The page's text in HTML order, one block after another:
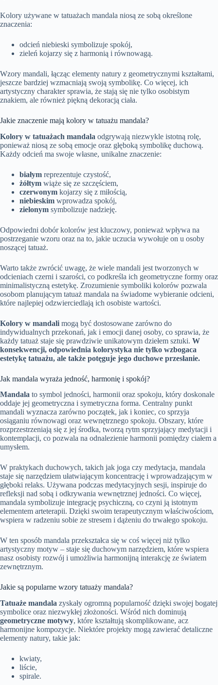
Kolory używane w tatuażach mandala niosą ze sobą określone
znaczenia:
odcień niebieski symbolizuje spokój,
zieleń kojarzy się z harmonią i równowagą.
Wzory mandali, łącząc elementy natury z geometrycznymi kształtami,
jeszcze bardziej wzmacniają swoją symbolikę. Co więcej, ich
artystyczny charakter sprawia, że stają się nie tylko osobistym
znakiem, ale również piękną dekoracją ciała.
Jakie znaczenie mają kolory w tatuażu mandala?
Kolory w tatuażach mandala odgrywają niezwykle istotną rolę,
ponieważ niosą ze sobą emocje oraz głęboką symbolikę duchową.
Każdy odcień ma swoje własne, unikalne znaczenie:
białym reprezentuje czystość,
żółtym wiąże się ze szczęściem,
czerwonym kojarzy się z miłością,
niebieskim wprowadza spokój,
zielonym symbolizuje nadzieję.
Odpowiedni dobór kolorów jest kluczowy, ponieważ wpływa na
postrzeganie wzoru oraz na to, jakie uczucia wywołuje on u osoby
noszącej tatuaż.
Warto także zwrócić uwagę, że wiele mandali jest tworzonych w
odcieniach czerni i szarości, co podkreśla ich geometryczne formy oraz
minimalistyczną estetykę. Zrozumienie symboliki kolorów pozwala
osobom planującym tatuaż mandala na świadome wybieranie odcieni,
które najlepiej odzwierciedlają ich osobiste wartości.
Kolory w mandali mogą być dostosowane zarówno do
indywidualnych przekonań, jak i emocji danej osoby, co sprawia, że
każdy tatuaż staje się prawdziwie unikatowym dziełem sztuki. W
konsekwencji, odpowiednia kolorystyka nie tylko wzbogaca
estetykę tatuażu, ale także potęguje jego duchowe przesłanie.
Jak mandala wyraża jedność, harmonię i spokój?
Mandala to symbol jedności, harmonii oraz spokoju, który doskonale
oddaje jej geometryczna i symetryczna forma. Centralny punkt
mandali wyznacza zarówno początek, jak i koniec, co sprzyja
osiąganiu równowagi oraz wewnętrznego spokoju. Obszary, które
rozprzestrzeniają się z jej środka, tworzą rytm sprzyjający medytacji i
kontemplacji, co pozwala na odnalezienie harmonii pomiędzy ciałem a
umysłem.
W praktykach duchowych, takich jak joga czy medytacja, mandala
staje się narzędziem ułatwiającym koncentrację i wprowadzającym w
głęboki relaks. Używana podczas medytacyjnych sesji, inspiruje do
refleksji nad sobą i odkrywania wewnętrznej jedności. Co więcej,
mandala symbolizuje integrację psychiczną, co czyni ją istotnym
elementem arteterapii. Dzięki swoim terapeutycznym właściwościom,
wspiera w radzeniu sobie ze stresem i dążeniu do trwałego spokoju.
W ten sposób mandala przekształca się w coś więcej niż tylko
artystyczny motyw – staje się duchowym narzędziem, które wspiera
nasz osobisty rozwój i umożliwia harmonijną interakcję ze światem
zewnętrznym.
Jakie są popularne wzory tatuaży mandala?
Tatuaże mandala zyskały ogromną popularność dzięki swojej bogatej
symbolice oraz niezwykłej złożoności. Wśród nich dominują
geometryczne motywy, które kształtują skomplikowane, acz
harmonijne kompozycje. Niektóre projekty mogą zawierać detaliczne
elementy natury, takie jak:
kwiaty,
liście,
spirale.